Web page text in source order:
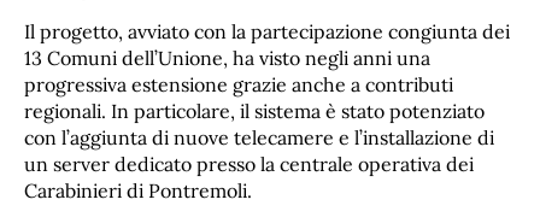
Il progetto, avviato con la partecipazione congiunta dei
13 Comuni dell’Unione, ha visto negli anni una
progressiva estensione grazie anche a contributi
regionali. In particolare, il sistema è stato potenziato
con l’aggiunta di nuove telecamere e l’installazione di
un server dedicato presso la centrale operativa dei
Carabinieri di Pontremoli.